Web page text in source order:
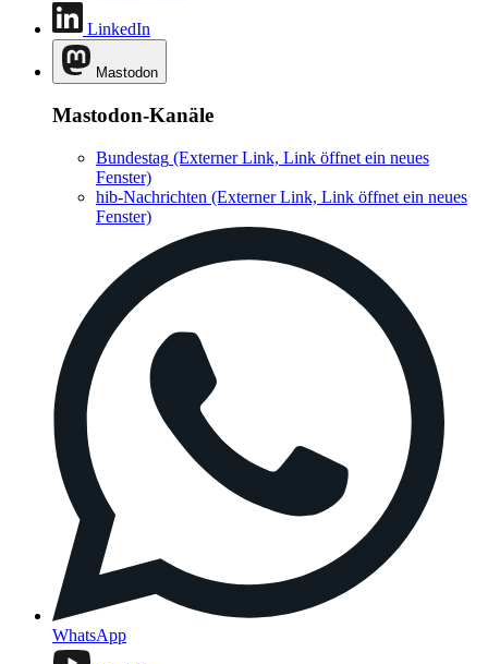
LinkedIn
Mastodon
Mastodon-Kanäle
Bundestag (Externer Link, Link öffnet ein neues
Fenster)
hib-Nachrichten (Externer Link, Link öffnet ein neues
Fenster)
WhatsApp